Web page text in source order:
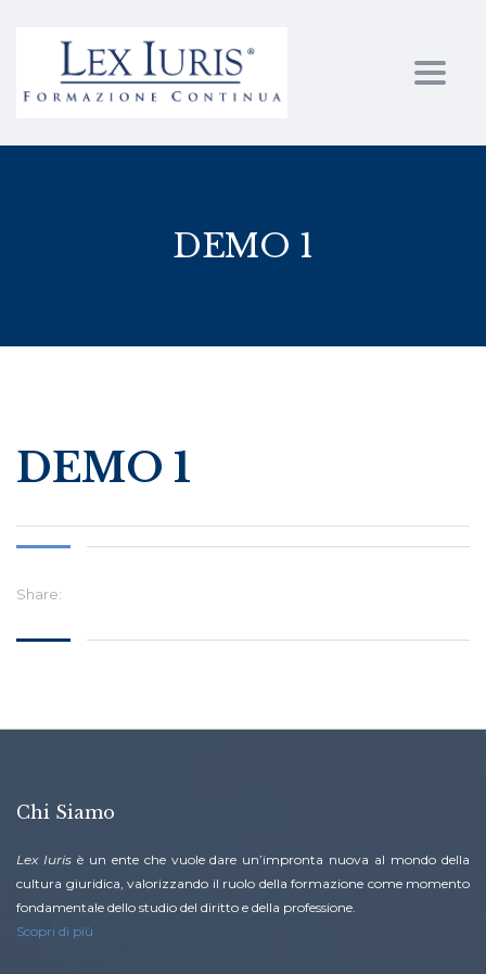
DEMO 1
DEMO 1
Share:
Chi Siamo
Lex Iurisè un ente che vuole dare un’impronta nuova al mondo della
cultura giuridica, valorizzando il ruolo della formazione come momento
fondamentale dello studio del diritto e della professione.
Scopri di più